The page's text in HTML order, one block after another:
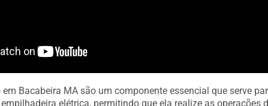
Bacabeira MA são um componente essencial que serve
elétrica, permitindo que ela realize as operações